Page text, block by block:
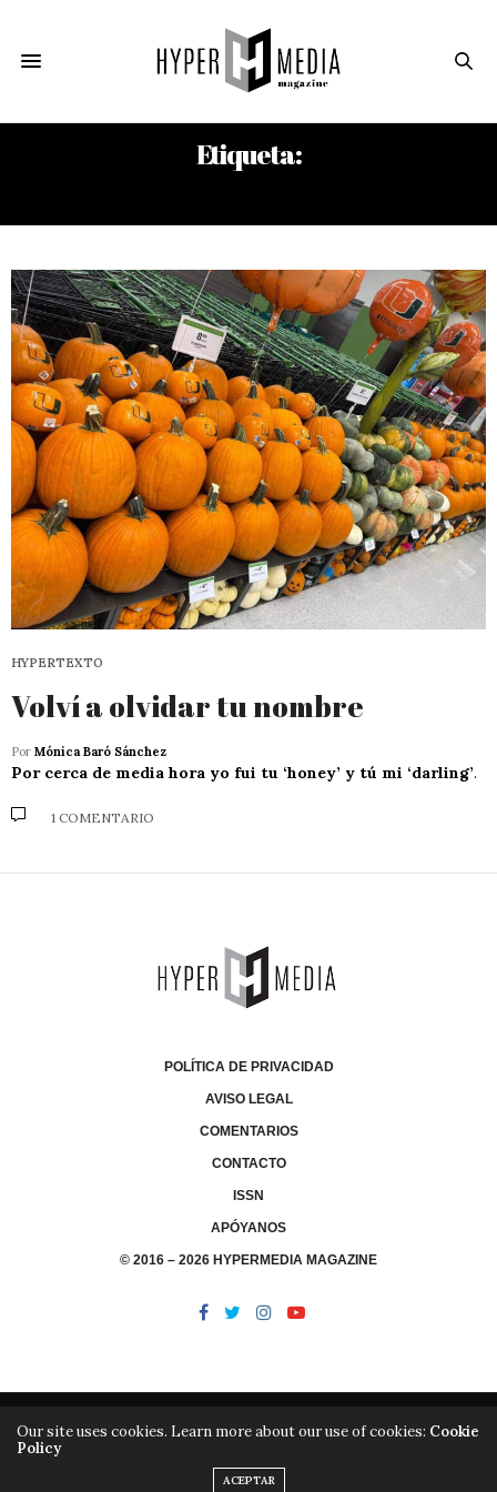
Etiqueta:
HYPERTEXTO
Volví a olvidar tu nombre
Por Mónica Baró Sánchez
Por cerca de media hora yo fui tu ‘honey’ y tú mi ‘darling’.
1 COMENTARIO
POLÍTICA DE PRIVACIDAD
AVISO LEGAL
COMENTARIOS
CONTACTO
ISSN
APÓYANOS
© 2016 – 2026 HYPERMEDIA MAGAZINE
LIBRERÍA
Our site uses cookies. Learn more about our use of cookies: Cookie
Policy
ACEPTAR